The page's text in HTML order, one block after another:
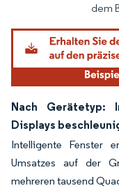
dem
Nach Gerätetyp:
Displays
Intelligente Fenster
Umsatzes auf der
mehreren tausend